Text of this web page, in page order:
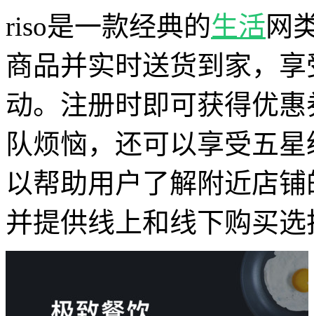
riso是一款经典的生活网
商品并实时送货到家，
动。注册时即可获得优
队烦恼，还可以享受五
以帮助用户了解附近店
并提供线上和线下购买选